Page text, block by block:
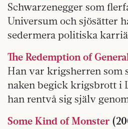
Schwarzenegger som
Universum och sjösätter
sedermera politiska
The Redemption of
Han var krigsherren som
naken begick krigsbrott i
han rentvå sig själv
Some Kind of Monster